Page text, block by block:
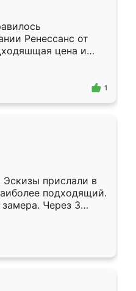
Ренессанс от
цена и
Приехавший
самый
1
Эскизы прислали в
подходящий.
Через 3
Остались
Ренессанс
работу!